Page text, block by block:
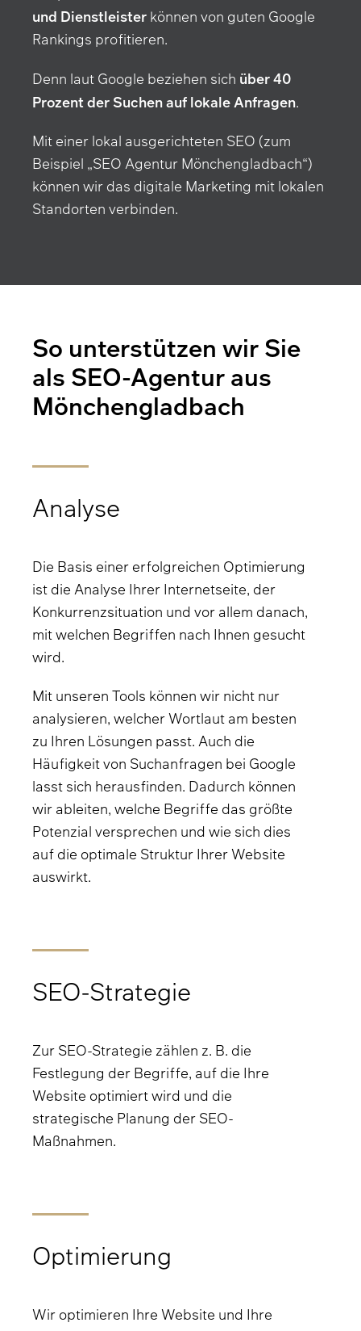
und Dienstleister können von guten Google
Rankings profitieren.
Denn laut Google beziehen sich über 40
Prozent der Suchen auf lokale Anfragen.
Mit einer lokal ausgerichteten SEO (zum
Beispiel „SEO Agentur Mönchengladbach“)
können wir das digitale Marketing mit lokalen
Standorten verbinden.
So unterstützen wir Sie
als SEO-Agentur aus
Mönchengladbach
Analyse
Die Basis einer erfolgreichen Optimierung
ist die Analyse Ihrer Internetseite, der
Konkurrenzsituation und vor allem danach,
mit welchen Begriffen nach Ihnen gesucht
wird.
Mit unseren Tools können wir nicht nur
analysieren, welcher Wortlaut am besten
zu Ihren Lösungen passt. Auch die
Häufigkeit von Suchanfragen bei Google
lasst sich herausfinden. Dadurch können
wir ableiten, welche Begriffe das größte
Potenzial versprechen und wie sich dies
auf die optimale Struktur Ihrer Website
auswirkt.
SEO-Strategie
Zur SEO-Strategie zählen z. B. die
Festlegung der Begriffe, auf die Ihre
Website optimiert wird und die
strategische Planung der SEO-
Maßnahmen.
Optimierung
Wir optimieren Ihre Website und Ihre